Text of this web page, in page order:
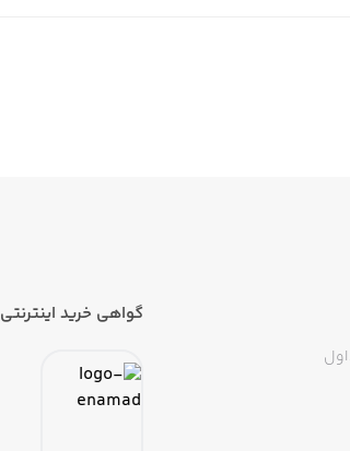
گواهی خرید اینترنتی